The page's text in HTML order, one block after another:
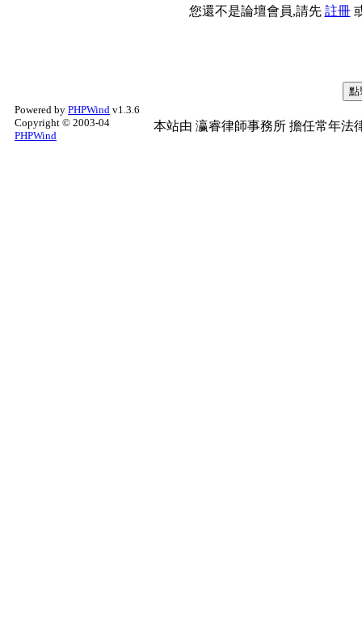
您還不是論壇會員,請先 註冊
Powered by PHPWind v1.3.6
Copyright © 2003-04
PHPWind
本站由 瀛睿律師事務所 擔任常年法